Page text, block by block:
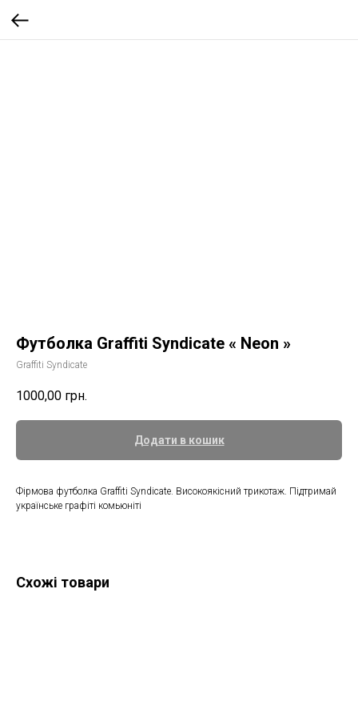
Футболка Graffiti Syndicate « Neon »
Graffiti Syndicate
1000,00 грн.
Додати в кошик
Фірмова футболка Graffiti Syndicate. Високоякісний трикотаж. Підтримай
українське графіті комьюніті
Схожі товари